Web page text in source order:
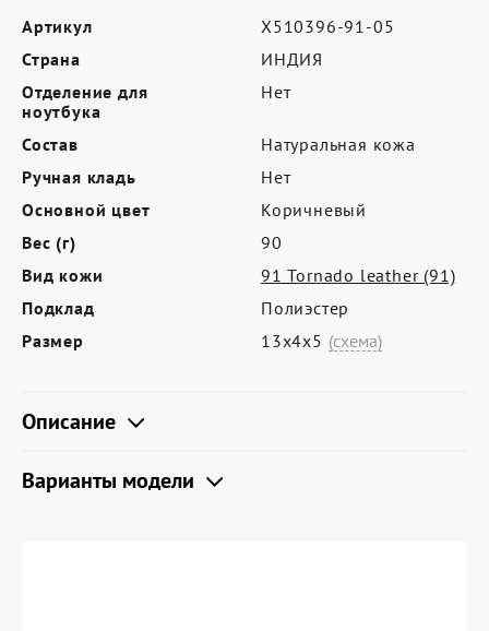
Сертификат Dr.Koffer
Где купить
Партнерам
Контакты
Программа лояльности
Политика обработки персональных
Артикул
X510396-91-05
Страна
ИНДИЯ
Отделение для
ноутбука
Нет
Состав
Натуральная кожа
Ручная кладь
Нет
Основной цвет
Коричневый
Вес (г)
90
Вид кожи
91 Tornado leather (91)
Подклад
Полиэстер
Размер
13х4х5 (схема)
Описание
Варианты модели